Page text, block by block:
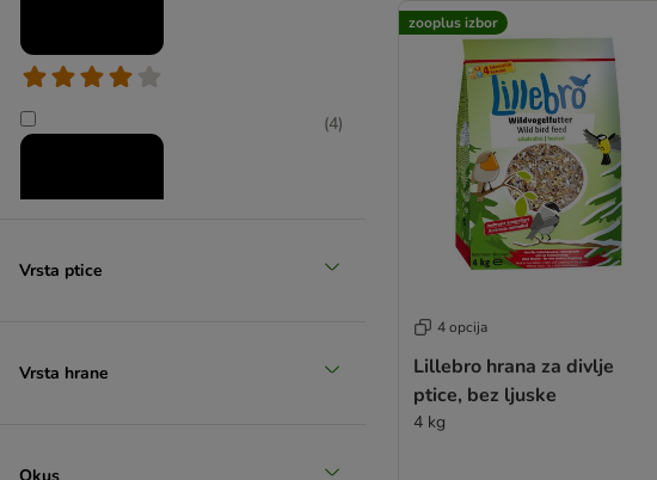
(4)
Vrsta ptice
Vrsta hrane
Okus
zooplus izbor
4 opcija
Lillebro hrana za divlje
ptice, bez ljuske
4 kg